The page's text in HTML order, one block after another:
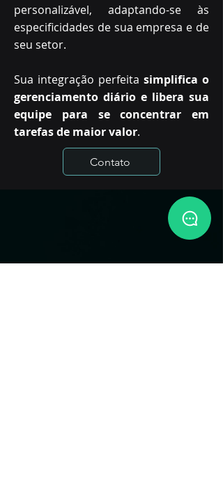
personalizável, adaptando-se às
especificidades de sua empresa e de
seu setor.
Sua integração perfeita simplifica o
gerenciamento diário e libera sua
equipe para se
concentrar em
tarefas de maior valor.
Contato